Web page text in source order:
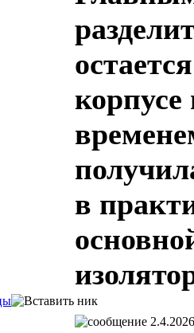
корпусе
в